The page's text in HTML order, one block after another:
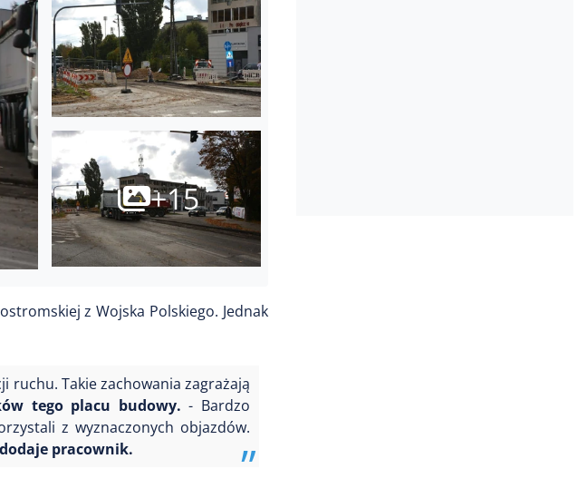
+15
z Wojska Polskiego. Jednak
ruchu. Takie zachowania zagrażają
tego placu budowy. - Bardzo
z wyznaczonych objazdów.
dodaje pracownik.